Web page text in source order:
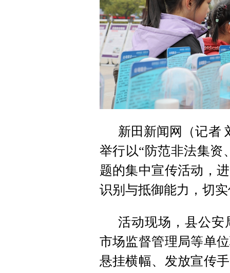
新田新闻网（记者
举行以“防范非法集资
题的集中宣传活动，
识别与抵御能力，切
活动现场，县公安
市场监督管理局等单
悬挂横幅、发放宣传